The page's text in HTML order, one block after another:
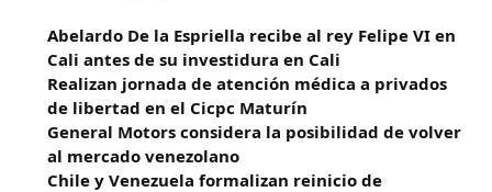
Abelardo De la Espriella recibe al rey Felipe VI en
Cali antes de su investidura en Cali
Realizan jornada de atención médica a privados
de libertad en el Cicpc Maturín
General Motors considera la posibilidad de volver
al mercado venezolano
Chile y Venezuela formalizan reinicio de